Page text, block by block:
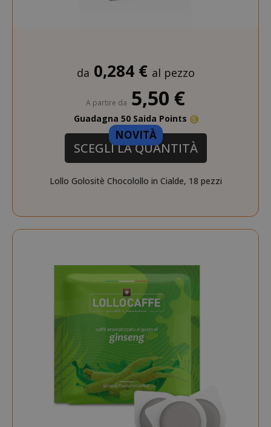
NOVITÀ
da 0,284 € al pezzo
A partire da 5,50 €
Guadagna 50 Saida Points
SCEGLI LA QUANTITÀ
Lollo Golositè Chocolollo in Cialde, 18 pezzi